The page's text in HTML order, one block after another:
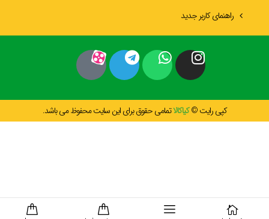
راهنمای کاربر جدید
کپی رایت ©کیاکالاتمامی حقوق برای این سایت محفوظ می باشد.